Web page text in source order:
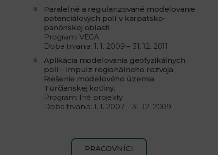
Paralelné a regularizované modelovanie
potenciálových polí v karpatsko-
panónskej oblasti
Program: VEGA
Doba trvania: 1. 1. 2009 – 31. 12. 2011
Aplikácia modelovania geofyzikálnych
polí – impulz regionálneho rozvoja.
Riešenie modelového územia
Turčianskej kotliny.
Program: Iné projekty
Doba trvania: 1. 1. 2007 – 31. 12. 2009
PRACOVNÍCI